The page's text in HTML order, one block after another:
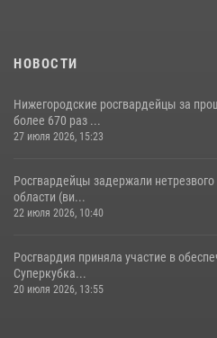
НОВОСТИ
Нижегородские росгвардейцы за
более 670 раз ...
27 июля 2026, 15:23
Росгвардейцы задержали
области (ви...
22 июля 2026, 10:40
Росгвардия приняла участие в
Суперкубка...
20 июля 2026, 13:55